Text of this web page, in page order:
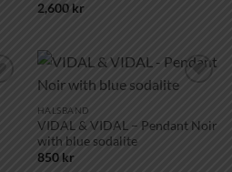
2,600 kr
HALSBAND
VIDAL & VIDAL – Pendant Noir
with blue sodalite
850 kr